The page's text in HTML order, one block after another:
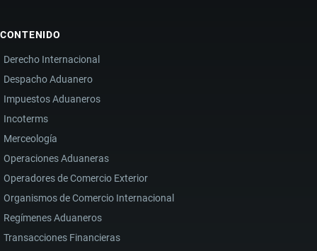
CONTENIDO
Derecho Internacional
Despacho Aduanero
Impuestos Aduaneros
Incoterms
Merceología
Operaciones Aduaneras
Operadores de Comercio Exterior
Organismos de Comercio Internacional
Regímenes Aduaneros
Transacciones Financieras